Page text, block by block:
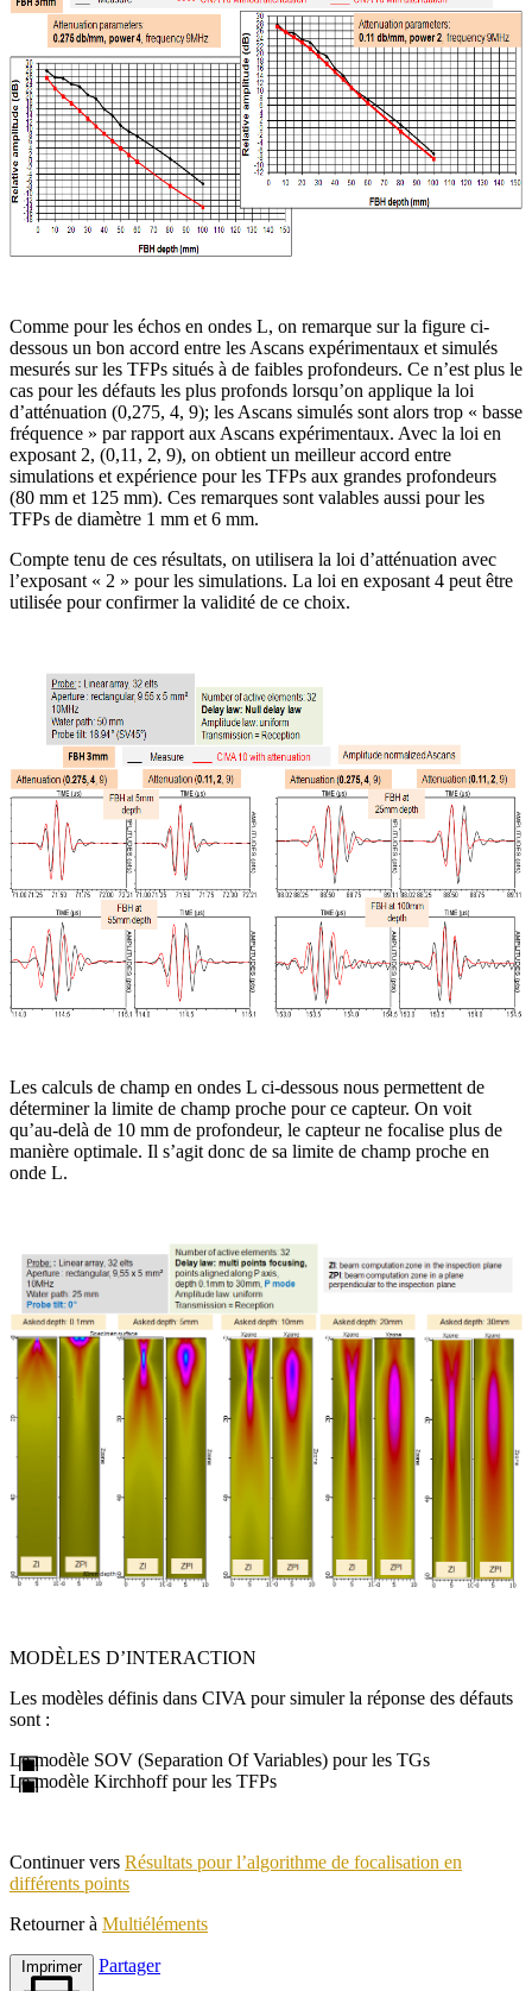
Comme pour les échos en ondes L, on remarque sur la figure ci-
dessous un bon accord entre les Ascans expérimentaux et simulés
mesurés sur les TFPs situés à de faibles profondeurs. Ce n’est plus le
cas pour les défauts les plus profonds lorsqu’on applique la loi
d’atténuation (0,275, 4, 9); les Ascans simulés sont alors trop « basse
fréquence » par rapport aux Ascans expérimentaux. Avec la loi en
exposant 2, (0,11, 2, 9), on obtient un meilleur accord entre
simulations et expérience pour les TFPs aux grandes profondeurs
(80 mm et 125 mm). Ces remarques sont valables aussi pour les
TFPs de diamètre 1 mm et 6 mm.
Compte tenu de ces résultats, on utilisera la loi d’atténuation avec
l’exposant « 2 » pour les simulations. La loi en exposant 4 peut être
utilisée pour confirmer la validité de ce choix.
Les calculs de champ en ondes L ci-dessous nous permettent de
déterminer la limite de champ proche pour ce capteur. On voit
qu’au-delà de 10 mm de profondeur, le capteur ne focalise plus de
manière optimale. Il s’agit donc de sa limite de champ proche en
onde L.
MODÈLES D’INTERACTION
Les modèles définis dans CIVA pour simuler la réponse des défauts
sont :
Le modèle SOV (Separation Of Variables) pour les TGs
Le modèle Kirchhoff pour les TFPs
Continuer vers Résultats pour l’algorithme de focalisation en
différents points
Retourner à Multiéléments
Imprimer Partager